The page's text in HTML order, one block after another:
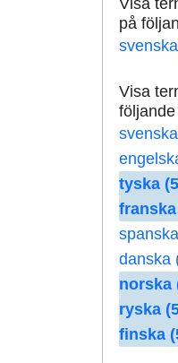
på
Visa
tyska
franska
danska
norska
ryska
finska